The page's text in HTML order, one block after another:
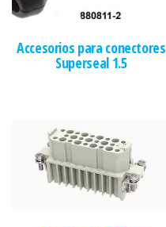
Accesorios para conectores
Superseal 1.5